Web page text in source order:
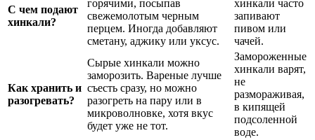
С чем подают
хинкали?
горячими, посыпав
свежемолотым черным
перцем. Иногда добавляют
сметану, аджику или уксус.
хинкали часто
запивают
пивом или
чачей.
Как хранить и
разогревать?
Сырые хинкали можно
заморозить. Вареные лучше
съесть сразу, но можно
разогреть на пару или в
микроволновке, хотя вкус
будет уже не тот.
Замороженные
хинкали варят,
не
размораживая,
в кипящей
подсоленной
воде.